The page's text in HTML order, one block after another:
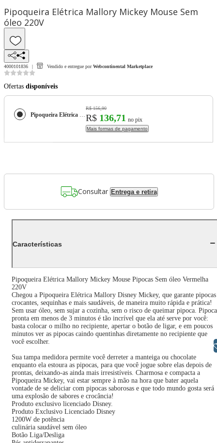
Pipoqueira Elétrica Mallory Mickey Mouse Sem
óleo 220V
4000101836 Vendido e entregue por Webcontinental Marketplace
Ofertas disponíveis
Pipoqueira Elétrica Mallory Mickey Mouse Sem óleo 220V
R$ 156,90
R$ 136,71 no pix
Mais formas de pagamento
Consultar Entrega e retira
Características
Pipoqueira Elétrica Mallory Mickey Mouse Pipocas Sem óleo Vermelha
220V
Chegou a Pipoqueira Elétrica Mallory Disney Mickey, que garante pipocas
crocantes, sequinhas e mais saudáveis, de maneira muito rápida e prática!
Sem usar óleo, sem sujar a cozinha, sem o risco de queimar pipoca. Pipoca
pronta em menos de 3 minutos é tão incrível que ela até serve por você:
basta colocar o milho no recipiente, apertar o botão de ligar, e em poucos
minutos ver as pipocas caindo quentinhas diretamente no recipiente que
você escolher.
Sua tampa medidora permite você derreter a manteiga ou chocolate
enquanto ela estoura as pipocas, para que você jogue sobre elas depois de
prontas, deixando-as ainda mais irresistíveis. Charmosa e compacta a
Pipoqueira Mickey, vai estar sempre à mão na hora que bater aquela
vontade de se deliciar com pipocas saborosas e que todo mundo gosta será
uma explosão de sabores e crocância!
Produto exclusivo licenciado Disney.
Produto Exclusivo Licenciado Disney
1200W de potência
culinária saudável sem óleo
Botão Liga/Desliga